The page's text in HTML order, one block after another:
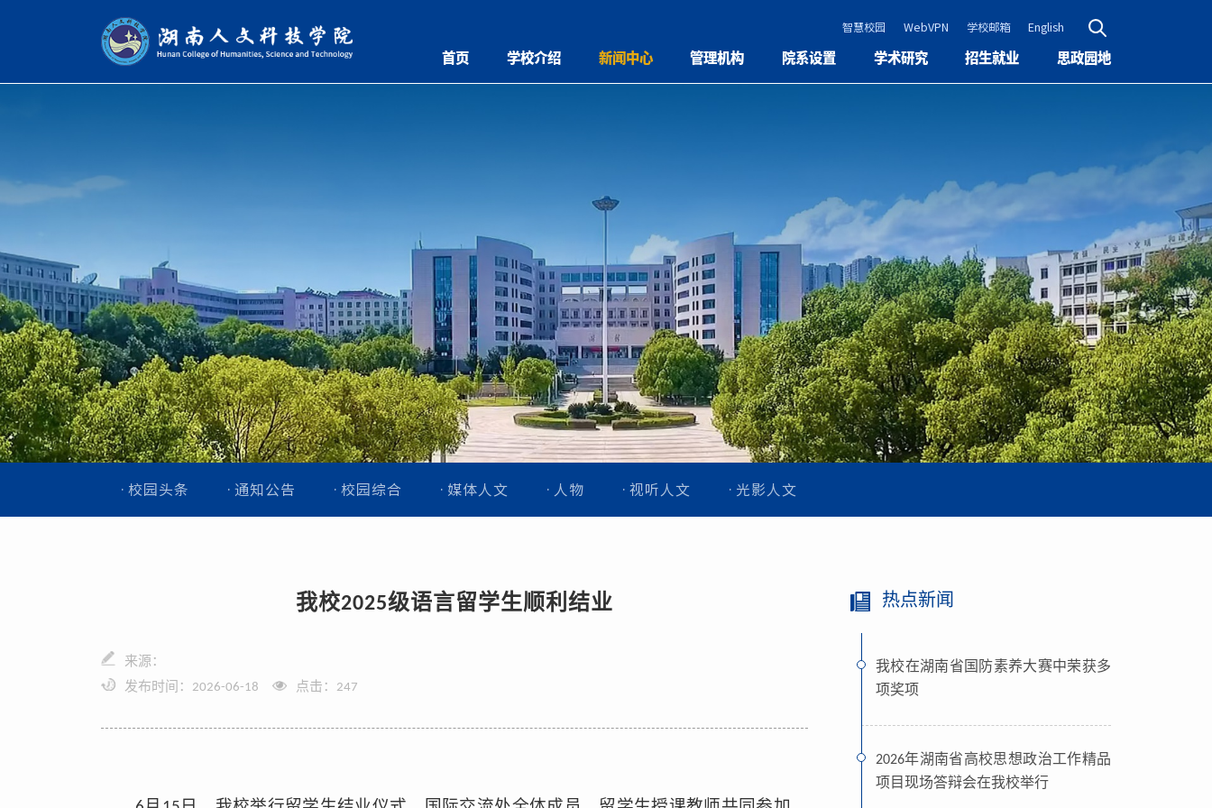
智慧校园 WebVPN 学校邮箱 English
首页 学校介绍 新闻中心 管理机构 院系设置 学术研究 招生就业 思政园地
校园头条 通知公告 校园综合 媒体人文 人物 视听人文 光影人文
我校2025级语言留学生顺利结业
来源：
发布时间：2026-06-18
点击： 247
热点新闻
我校在湖南省国防素养大赛中荣获多
项奖项
2026年湖南省高校思想政治工作精品
项目现场答辩会在我校举行